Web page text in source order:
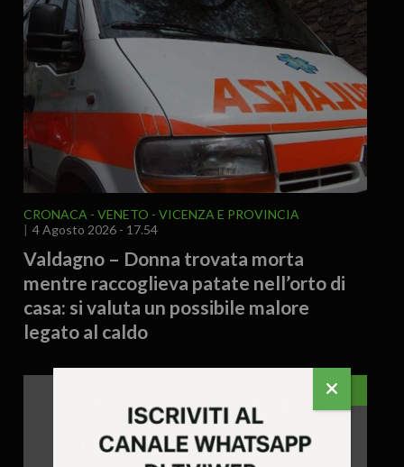
CRONACA VENETO
VICENZA E PROVINCIA
4 Agosto 2026 - 17.54
Valdagno – Donna trovata morta
mentre raccoglieva patate nell’orto di
casa: si valuta un possibile malore
legato al caldo
VICENZA